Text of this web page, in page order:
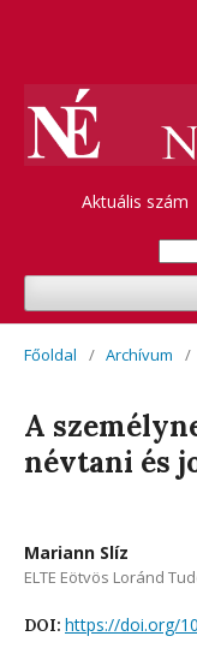
Aktuális szám
Főoldal / Archívum /
A
névtani és
Mariann Slíz
ELTE Eötvös Loránd
DOI: https://doi.org/